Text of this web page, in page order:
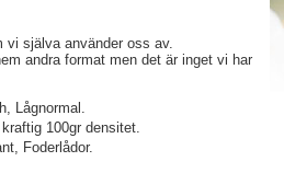
vi själva använder oss av.
andra format men det är inget vi har
Lågnormal.
100gr densitet.
Foderlådor.